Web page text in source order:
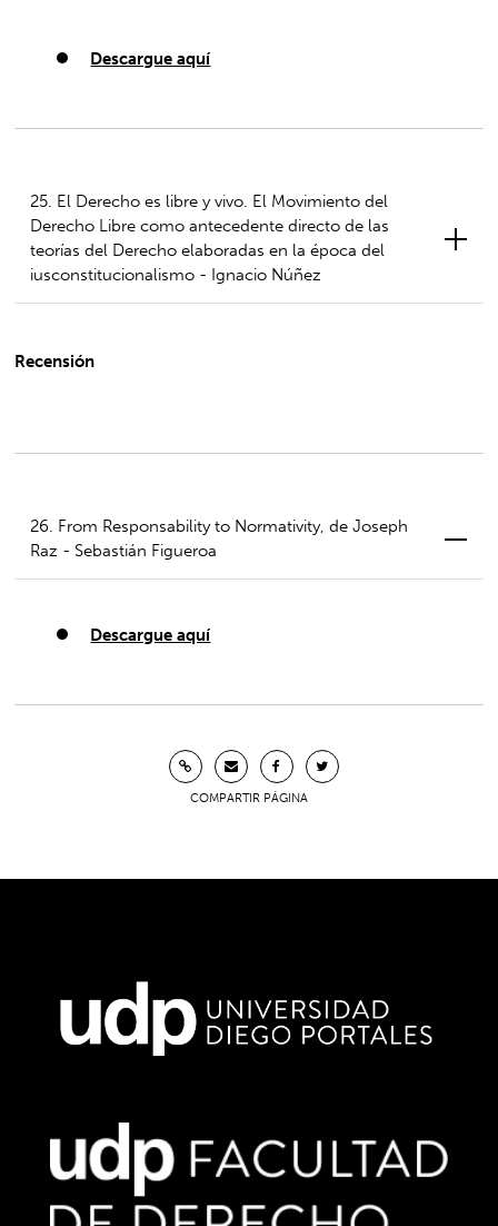
Descargue aquí
25. El Derecho es libre y vivo. El Movimiento del
Derecho Libre como antecedente directo de las
teorías del Derecho elaboradas en la época del
iusconstitucionalismo - Ignacio Núñez
Recensión
26. From Responsability to Normativity, de Joseph
Raz - Sebastián Figueroa
Descargue aquí
COMPARTIR PÁGINA